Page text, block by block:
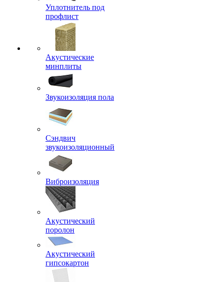
Уплотнитель под
профлист
Акустические
минплиты
Звукоизоляция пола
Сэндвич
звукоизоляционный
Виброизоляция
Акустический
поролон
Акустический
гипсокартон